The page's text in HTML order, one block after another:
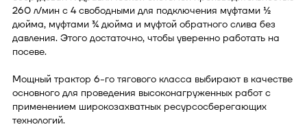
260 л/мин с 4 свободными для подключения муфтами ½
дюйма, муфтами ¾ дюйма и муфтой обратного слива без
давления. Этого достаточно, чтобы уверенно работать на
посеве.
Мощный трактор 6-го тягового класса выбирают в качестве
основного для проведения высоконагруженных работ с
применением широкозахватных ресурсосберегающих
технологий.